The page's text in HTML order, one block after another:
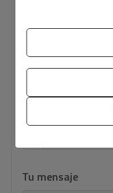
Tu mensaje